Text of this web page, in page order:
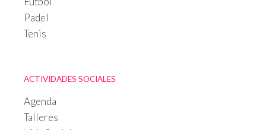
Padel
Tenis
ACTIVIDADES SOCIALES
Agenda
Talleres